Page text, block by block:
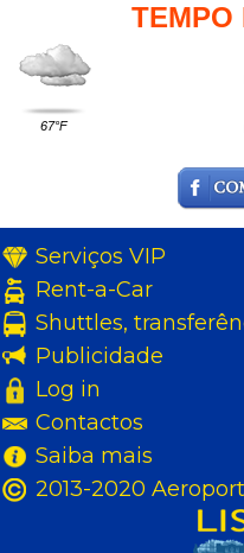
TEMPO
67°F
Serviços VIP
Rent-a-Car
Shuttles,
Publicidade
Log in
Contactos
Saiba mais
2013-2020